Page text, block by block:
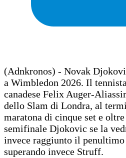
(Adnkronos) - Novak
a Wimbledon 2026. Il
canadese Felix Auger-
dello Slam di Londra, al
maratona di cinque set e
semifinale Djokovic se la
invece raggiunto il
superando invece Struff.